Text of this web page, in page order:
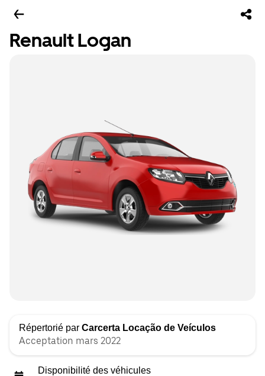
Renault Logan
Répertorié par Carcerta Locação de Veículos
Acceptation mars 2022
Disponibilité des véhicules